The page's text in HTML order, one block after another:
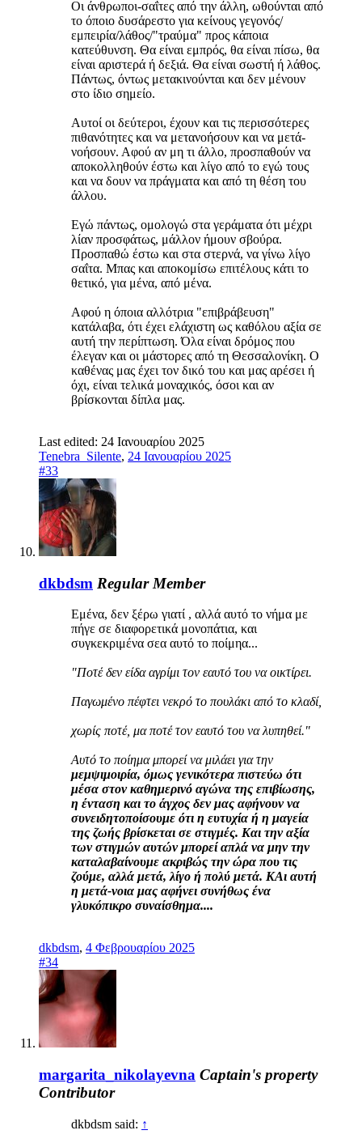
Οι άνθρωποι-σαΐτες από την άλλη, ωθούνται από
το όποιο δυσάρεστο για κείνους γεγονός/
εμπειρία/λάθος/"τραύμα" προς κάποια
κατεύθυνση. Θα είναι εμπρός, θα είναι πίσω, θα
είναι αριστερά ή δεξιά. Θα είναι σωστή ή λάθος.
Πάντως, όντως μετακινούνται και δεν μένουν
στο ίδιο σημείο.
Αυτοί οι δεύτεροι, έχουν και τις περισσότερες
πιθανότητες και να μετανοήσουν και να μετά-
νοήσουν. Αφού αν μη τι άλλο, προσπαθούν να
αποκολληθούν έστω και λίγο από το εγώ τους
και να δουν να πράγματα και από τη θέση του
άλλου.
Εγώ πάντως, ομολογώ στα γεράματα ότι μέχρι
λίαν προσφάτως, μάλλον ήμουν σβούρα.
Προσπαθώ έστω και στα στερνά, να γίνω λίγο
σαΐτα. Μπας και αποκομίσω επιτέλους κάτι το
θετικό, για μένα, από μένα.
Αφού η όποια αλλότρια "επιβράβευση"
κατάλαβα, ότι έχει ελάχιστη ως καθόλου αξία σε
αυτή την περίπτωση. Όλα είναι δρόμος που
έλεγαν και οι μάστορες από τη Θεσσαλονίκη. Ο
καθένας μας έχει τον δικό του και μας αρέσει ή
όχι, είναι τελικά μοναχικός, όσοι και αν
βρίσκονται δίπλα μας.
Last edited: 24 Ιανουαρίου 2025
Tenebra_Silente, 24 Ιανουαρίου 2025
#33
dkbdsm Regular Member
Εμένα, δεν ξέρω γιατί , αλλά αυτό το νήμα με
πήγε σε διαφορετικά μονοπάτια, και
συγκεκριμένα σεα αυτό το ποίμηα...
"Ποτέ δεν είδα αγρίμι τον εαυτό του να οικτίρει.
Παγωμένο πέφτει νεκρό το πουλάκι από το κλαδί,
χωρίς ποτέ, μα ποτέ τον εαυτό του να λυπηθεί."
Αυτό το ποίημα μπορεί να μιλάει για την
μεμψιμοιρία, όμως γενικότερα πιστεύω ότι
μέσα στον καθημερινό αγώνα της επιβίωσης,
η ένταση και το άγχος δεν μας αφήνουν να
συνειδητοποίσουμε ότι η ευτυχία ή η μαγεία
της ζωής βρίσκεται σε στιγμές. Και την αξία
των στιγμών αυτών μπορεί απλά να μην την
καταλαβαίνουμε ακριβώς την ώρα που τις
ζούμε, αλλά μετά, λίγο ή πολύ μετά. ΚΑι αυτή
η μετά-νοια μας αφήνει συνήθως ένα
γλυκόπικρο συναίσθημα....
dkbdsm, 4 Φεβρουαρίου 2025
#34
margarita_nikolayevna Captain's property
Contributor
dkbdsm said: ↑